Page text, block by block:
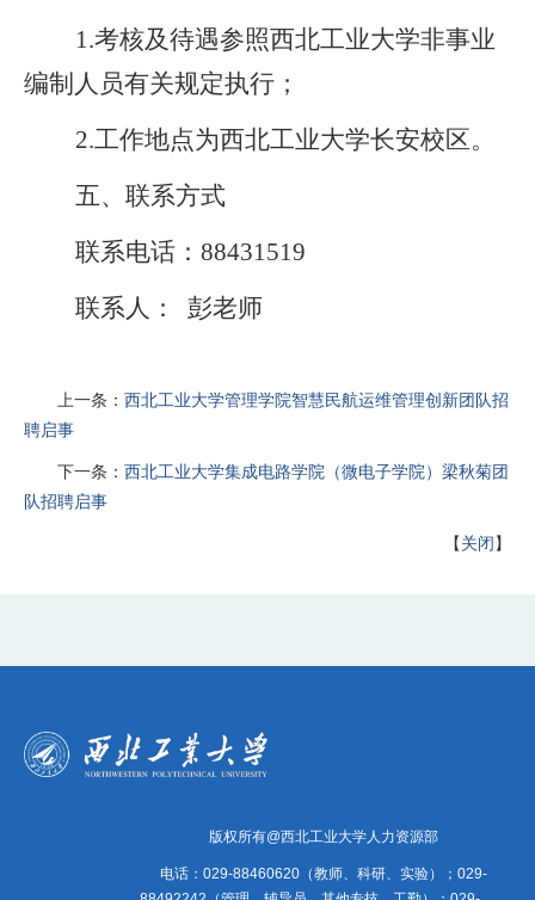
1.考核及待遇参照西北工业大学非事业
编制人员有关规定执行；
2.工作地点为西北工业大学长安校区。
五、联系方式
联系电话： 88431519
联系人：
彭老师
上一条： 西北工业大学管理学院智慧民航运维管理创新团队招
聘启事
下一条： 西北工业大学集成电路学院（微电子学院）梁秋菊团
队招聘启事
【关闭】
版权所有@西北工业大学人力资源部
电话：029-88460620（教师、科研、实验）；029-